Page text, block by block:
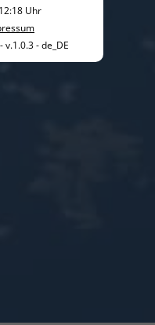
Uhr
- de_DE